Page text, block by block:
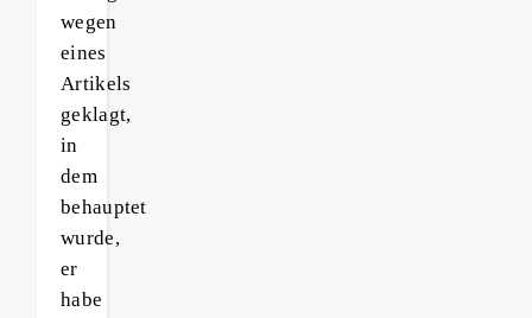
wegen
eines
Artikels
geklagt,
in
dem
behauptet
wurde,
er
habe